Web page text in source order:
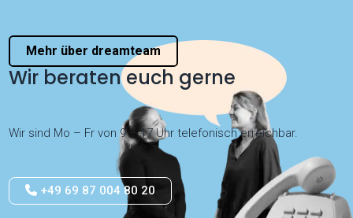
Mehr über dreamteam
Wir beraten euch gerne
Wir sind Mo – Fr von 9 – 17 Uhr telefonisch erreichbar.
+49 69 87 004 80 20